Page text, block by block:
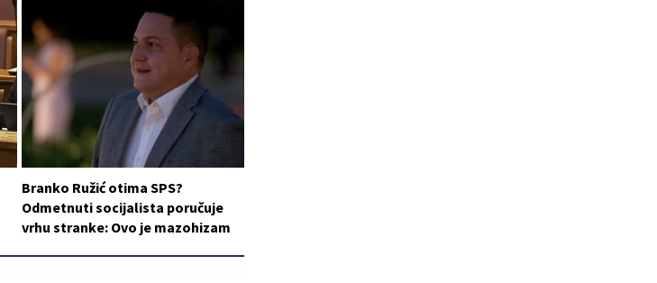
Branko Ružić otima SPS?
Odmetnuti socijalista poručuje
vrhu stranke: Ovo je mazohizam